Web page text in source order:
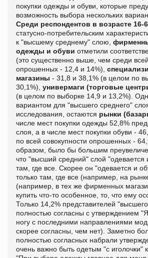
покупки одежды и обуви, которые
возможность выбора нескольких
Среди респондентов в возрасте 16-
статусно-потребительским
к "высшему среднему" слою,
одежды и обуви отметили
(это существенно выше, чем среди
опрошенных - 12,4 и 14%),
магазины - 31,8 и 38,1% (в целом по
30,1%), универмаги (торговые
(в целом по выборке 14,9 и 13,2%).
вариантом для "высшего среднего"
исследования, остаются рынки
числе мест покупки одежды 52,8%
слоя, а в числе мест покупки обуви -
по всей совокупности опрошенных -
образом, было бы большим
что "высший средний" слой "одевается
там, где все. Скорее он "одевается и
только там, где все (например, на
(например, в тех же фирменных
купить что-то особенное, то, что ему
Только 14,2% представителей
полностью согласны с утверждением
ногу с последними направлениями
скорее согласны, чем нет). Заметно
полностью согласных набрали
очень важно быть одетым "с иголочки"